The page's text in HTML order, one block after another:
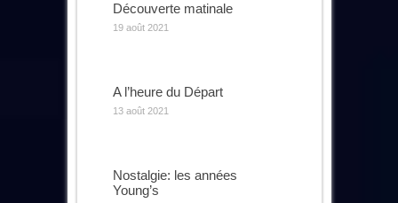
Découverte matinale
19 août 2021
A l’heure du Départ
13 août 2021
Nostalgie: les années
Young’s